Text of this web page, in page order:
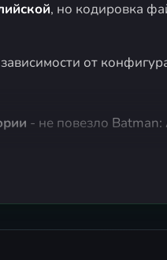
, но кодировка
от
- не повезло Batman:
созданную